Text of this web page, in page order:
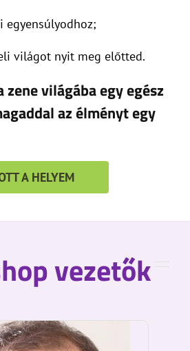
egyensúlyodhoz;
világot nyit meg előtted.
zene világába egy egész
az élményt egy
A HELYEM
vezetők